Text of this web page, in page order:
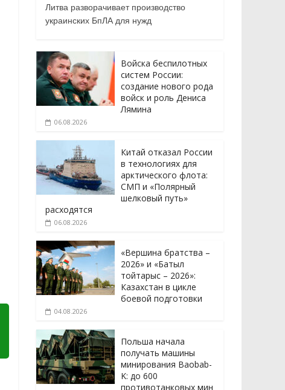
Литва разворачивает производство
украинских БпЛА для нужд
Войска беспилотных
систем России:
создание нового рода
войск и роль Дениса
Лямина
06.08.2026
Китай отказал России
в технологиях для
арктического флота:
СМП и «Полярный
шелковый путь»
расходятся
06.08.2026
«Вершина братства –
2026» и «Батыл
тойтарыс – 2026»:
Казахстан в цикле
боевой подготовки
04.08.2026
Польша начала
получать машины
минирования Baobab-
K: до 600
противотанковых мин